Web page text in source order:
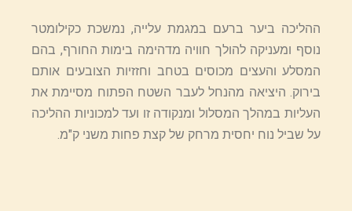
ההליכה ביער ברעם במגמת עלייה, נמשכת כקילומטר
נוסף ומעניקה להולך חוויה מדהימה בימות החורף, בהם
המסלע והעצים מכוסים בטחב וחזזיות הצובעים אותם
בירוק. היציאה מהנחל לעבר השטח הפתוח מסיימת את
העליות במהלך המסלול ומנקודה זו ועד למכוניות ההליכה
על שביל נוח יחסית מרחק של קצת פחות משני ק"מ.